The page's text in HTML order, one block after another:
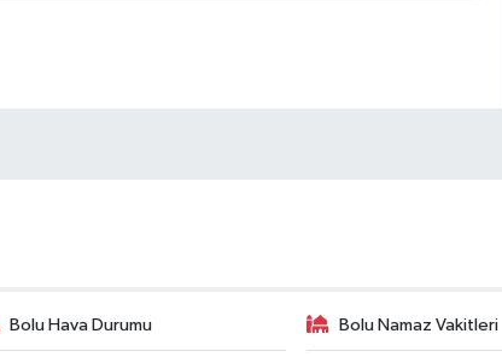
Bolu Hava Durumu Bolu Namaz Vakitleri